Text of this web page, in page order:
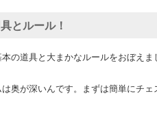
とルール！
の道具と大まかなルールをおぼえ
奥が深いんです。まずは簡単にチェ